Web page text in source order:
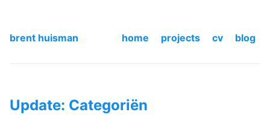
brent huisman home projects cv blog
Update: Categoriën